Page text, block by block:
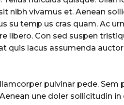
nibh vivamus et. Aenean
su temp us cras quam. Ac
libero. Con sed suspen
quis lacus assumenda
llamcorper pulvinar pede. Sem
Aenean une doler sollicitudin